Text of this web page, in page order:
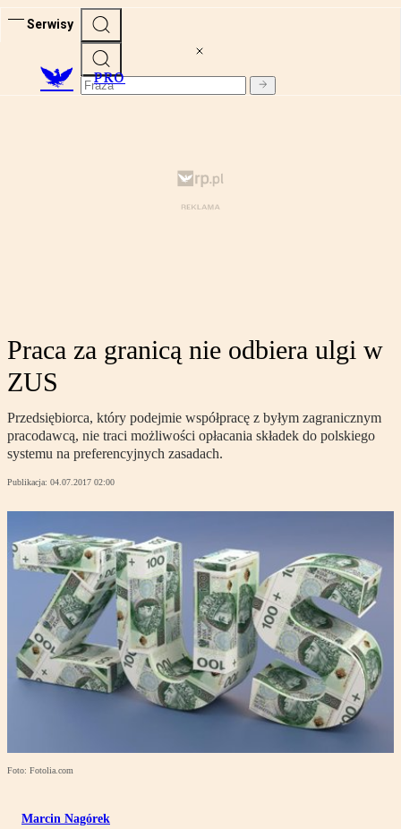
Serwisy
PRO
Praca za granicą nie odbiera ulgi w
ZUS
Przedsiębiorca, który podejmie współpracę z byłym zagranicznym
pracodawcą, nie traci możliwości opłacania składek do polskiego
systemu na preferencyjnych zasadach.
Publikacja: 04.07.2017 02:00
Foto: Fotolia.com
Marcin Nagórek